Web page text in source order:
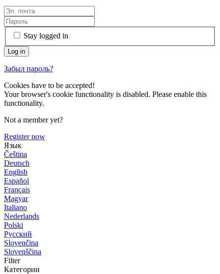
Stay logged in
Забыл пароль?
Cookies have to be accepted!
Your browser's cookie functionality is disabled. Please enable this
functionality.
Not a member yet?
Register now
Язык
Čeština
Deutsch
English
Español
Français
Magyar
Italiano
Nederlands
Polski
Русский
Slovenčina
Slovenščina
Filter
Категории